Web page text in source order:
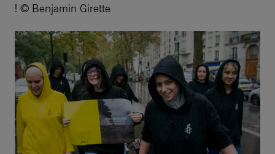
! © Benjamin Girette